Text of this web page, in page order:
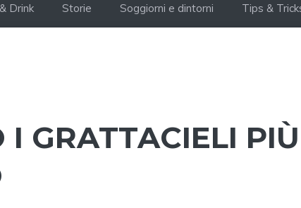
Drink Storie Soggiorni e dintorni Tips &
I GRATTACIELI